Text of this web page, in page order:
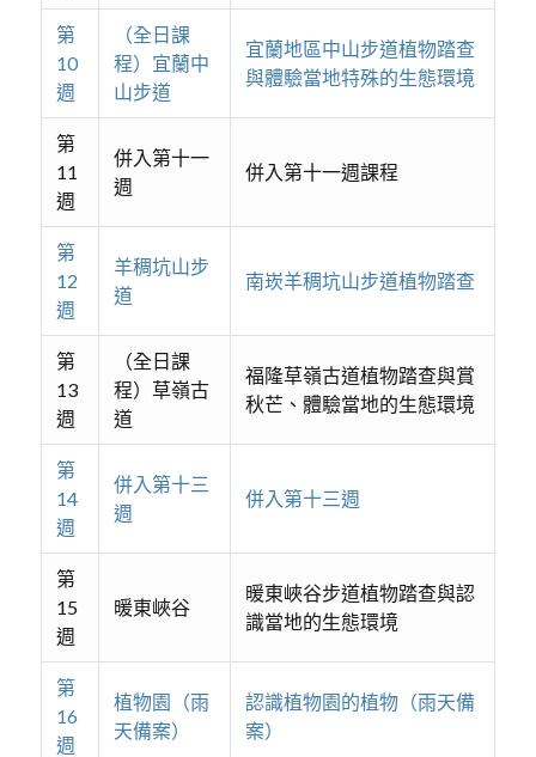
第
10
週
（全日課
程）宜蘭中
山步道
宜蘭地區中山步道植物踏查
與體驗當地特殊的生態環境
第
11
週
併入第十一
週
併入第十一週課程
第
12
週
羊稠坑山步
道
南崁羊稠坑山步道植物踏查
第
13
週
（全日課
程）草嶺古
道
福隆草嶺古道植物踏查與賞
秋芒、體驗當地的生態環境
第
14
週
併入第十三
週
併入第十三週
第
15
週
暖東峽谷
暖東峽谷步道植物踏查與認
識當地的生態環境
第
16
週
植物園（雨
天備案）
認識植物園的植物（雨天備
案）